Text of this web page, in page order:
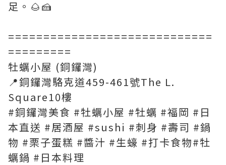
足。🌰🍰
=============================
=========
牡蠣小屋 (銅鑼灣)
📍銅鑼灣駱克道459-461號The L.
Square10樓
#銅鑼灣美食 #牡蠣小屋 #牡蠣 #福岡 #日
本直送 #居酒屋 #sushi #刺身 #壽司 #鍋
物 #栗子蛋糕 #醬汁 #生蠔 #打卡食物#牡
蠣鍋 #日本料理